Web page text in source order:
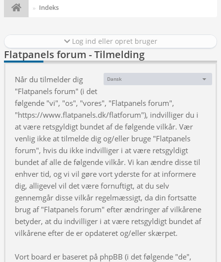
Indeks
Log ind eller opret bruger
Flatpanels forum - Tilmelding
Sprog:
Dansk
Når du tilmelder dig
"Flatpanels forum" (i det
følgende "vi", "os", "vores", "Flatpanels forum",
"https://www.flatpanels.dk/flatforum"), indvilliger du i
at være retsgyldigt bundet af de følgende vilkår. Vær
venlig ikke at tilmelde dig og/eller bruge "Flatpanels
forum", hvis du ikke indvilliger i at være retsgyldigt
bundet af alle de følgende vilkår. Vi kan ændre disse til
enhver tid, og vi vil gøre vort yderste for at informere
dig, alligevel vil det være fornuftigt, at du selv
gennemgår disse vilkår regelmæssigt, da din fortsatte
brug af "Flatpanels forum" efter ændringer af vilkårene
betyder, at du indvilliger i at være retsgyldigt bundet af
vilkårene efter de er opdateret og/eller skærpet.
Vort board er baseret på phpBB (i det følgende "de",